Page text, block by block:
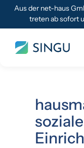
Aus der net-haus
treten ab sofort